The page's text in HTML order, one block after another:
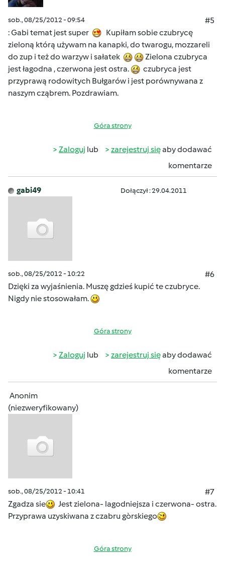
sob., 08/25/2012 - 09:54
#5
: Gabi temat jest super
Kupiłam sobie czubrycę
zieloną którą używam na kanapki, do twarogu, mozzareli
do zup i też do warzyw i sałatek
Zielona czubryca
jest łagodna , czerwona jest ostra.
czubryca jest
przyprawą rodowitych Bułgarów i jest porównywana z
naszym cząbrem. Pozdrawiam.
Góra strony
Zaloguj lub zarejestruj sięaby dodawać
komentarze
gabi49 Dołączył : 29.04.2011
sob., 08/25/2012 - 10:22
#6
Dzięki za wyjaśnienia. Muszę gdzieś kupić te czubryce.
Nigdy nie stosowałam.
Góra strony
Zaloguj lub zarejestruj sięaby dodawać
komentarze
Anonim
(niezweryfikowany)
sob., 08/25/2012 - 10:41
#7
Zgadza sie
Jest zielona- lagodniejsza i czerwona- ostra.
Przyprawa uzyskiwana z czabru gòrskiego
Góra strony